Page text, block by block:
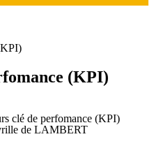
(KPI)
de LAMBERT